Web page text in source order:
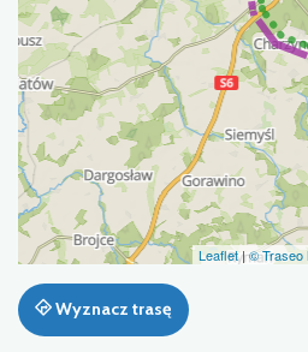
Leaflet|© Traseo
Wyznacz trasę